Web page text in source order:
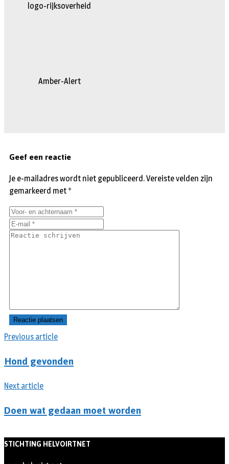
logo-rijksoverheid
Amber-Alert
Previous article
Hond gevonden
Next article
Doen wat gedaan moet worden
Geef een reactie
Je e-mailadres wordt niet gepubliceerd.Vereiste velden zijn
gemarkeerd met *
STICHTING HELVOIRTNET